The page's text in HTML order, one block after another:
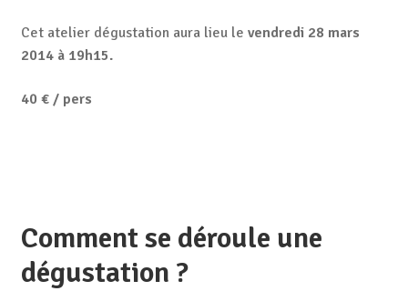
Cet atelier dégustation aura lieu le vendredi 28 mars
2014 à 19h15.
40 € / pers
Comment se déroule une
dégustation ?